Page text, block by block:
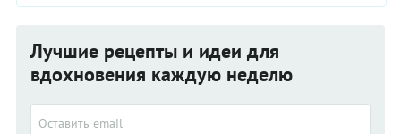
Лучшие рецепты и идеи для
вдохновения каждую неделю